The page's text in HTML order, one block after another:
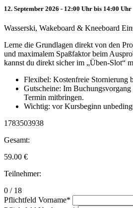
12. September 2026 - 12:00 Uhr bis 14:00 Uhr
Wasserski, Wakeboard & Kneeboard
Lerne die Grundlagen direkt von den
und maximalem Spaßfaktor beim
kannst du direkt sicher im „Üben-Slot“
Flexibel: Kostenfreie Stornierung
Gutscheine: Im
Termin mitbringen.
Wichtig: vor Kursbeginn
1783503938
Gesamt:
59.00 €
Teilnehmer:
0 / 18
Pflichtfeld Vorname*